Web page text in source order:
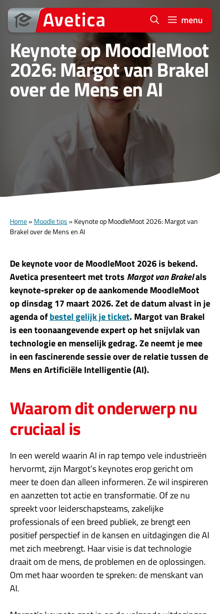
Ga
naar
de
inhoud
menu
Keynote op MoodleMoot
2026: Margot van Brakel
over de Mens en AI
Home» Moodle tips » Keynote op MoodleMoot 2026: Margot van
Brakel over de Mens en AI
De keynote voor de MoodleMoot 2026 is bekend.
Avetica presenteert met trots Margot van Brakelals
keynote-spreker op de aankomende MoodleMoot
op dinsdag 17 maart 2026. Zet de datum alvast in je
agenda ofbestel gelijk je ticket. Margot van Brakel
is een toonaangevende expert op het snijvlak van
technologie en menselijk gedrag. Ze neemt je mee
in een fascinerende sessie over de relatie tussen de
Mens en Artificiële Intelligentie (AI).
Waarom dit onderwerp nu
cruciaal is
In een wereld waarin AI in rap tempo vele industrieën
hervormt, zijn Margot’s keynotes erop gericht om
meer te doen dan alleen informeren. Ze wil inspireren
en aanzetten tot actie en transformatie. Of ze nu
spreekt voor leiderschapsteams, zakelijke
professionals of een breed publiek, ze brengt een
positief perspectief in de kansen en uitdagingen die AI
met zich meebrengt. Haar visie is dat technologie
draait om de mens, de problemen en de oplossingen.
Om met haar woorden te spreken: de menskant van
AI.